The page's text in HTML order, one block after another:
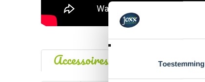
Toestemming
Accessoires